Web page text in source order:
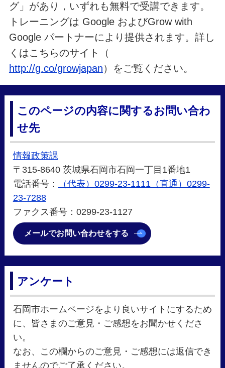
グ」があり，いずれも無料で受講できます。
トレーニングは Google およびGrow with
Google パートナーにより提供されます。詳し
くはこちらのサイト（
http://g.co/growjapan）をご覧ください。
このページの内容に関するお問い合わ
せ先
情報政策課
〒315-8640 茨城県石岡市石岡一丁目1番地1
電話番号：
（代表）0299-23-1111（直通）0299-
23-7288
ファクス番号：0299-23-1127
メールでお問い合わせをする
アンケート
石岡市ホームページをより良いサイトにするため
に、皆さまのご意見・ご感想をお聞かせくださ
い。
なお、この欄からのご意見・ご感想には返信でき
ませんのでご了承ください。